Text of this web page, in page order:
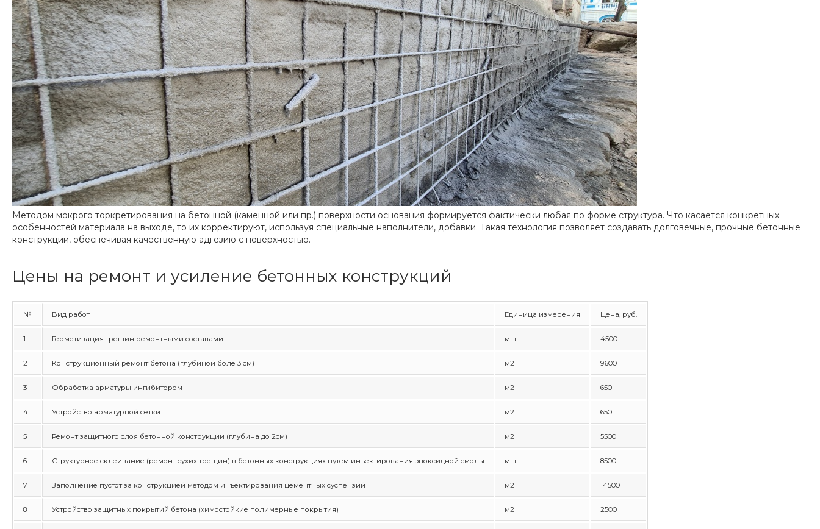
Методом мокрого торкретирования на бетонной (каменной или пр.) поверхности основания формируется фактически любая по форме структура. Что касается конкретных
особенностей материала на выходе, то их корректируют, используя специальные наполнители, добавки. Такая технология позволяет создавать долговечные, прочные бетонные
конструкции, обеспечивая качественную адгезию с поверхностью.
Цены на ремонт и усиление бетонных конструкций
№ Вид работ Единица измерения Цена, руб.
1 Герметизация трещин ремонтными составами м.п. 4500
2 Конструкционный ремонт бетона (глубиной боле 3 см) м2 9600
3 Обработка арматуры ингибитором м2 650
4 Устройство арматурной сетки м2 650
5 Ремонт защитного слоя бетонной конструкции (глубина до 2см) м2 5500
6 Структурное склеивание (ремонт сухих трещин) в бетонных конструкциях путем инъектирования эпоксидной смолы м.п. 8500
7 Заполнение пустот за конструкцией методом инъектирования цементных суспензий м2 14500
8 Устройство защитных покрытий бетона (химостойкие полимерные покрытия) м2 2500